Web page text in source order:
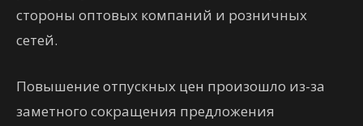
стороны оптовых компаний и розничных
сетей.
Повышение отпускных цен произошло из-за
заметного сокращения предложения